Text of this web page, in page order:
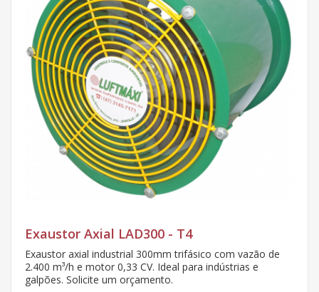
Exaustor Axial LAD300 - T4
Exaustor axial industrial 300mm trifásico com vazão de
2.400 m³/h e motor 0,33 CV. Ideal para indústrias e
galpões. Solicite um orçamento.